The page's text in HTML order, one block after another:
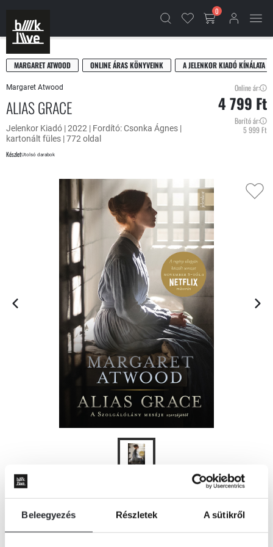
Beleegyezés Részletek A sütikről
0
MARGARET ATWOOD ONLINE ÁRAS KÖNYVEINK A JELENKOR KIADÓ KÍNÁLATA
Margaret Atwood
ALIAS GRACE
Jelenkor Kiadó | 2022 | Fordító: Csonka Ágnes |
kartonált füles | 772 oldal
KészletUtolsó darabok
Online ár:
4 799 Ft
Borító ár:
5 999 Ft
KOSÁRBA